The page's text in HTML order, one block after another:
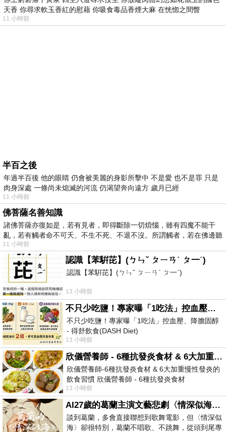
天香 你尋求軟玉香紅的慰藉 你吸食毒品香煙大麻 在恍惚之間瞥
11 小時前
半百之後
年過半百後 他的眼睛 仍會被美麗的身影所擊中 不是愛 也不是罪 只是
肉身深處 一條尚未熄滅的河流 仍渴望奔向遠方 歲月已經
11 小時前
佛菩薩名善知識
諸佛菩薩亦復如是，若有見者，即得斷除一切煩惱，雖有四魔不能干
亂，若有觸者命不可夭、不生不死、不退不沒。所謂觸者，若在佛邊聽
受
11 小時前
認識【苯騈芘】(ㄅㄣˇ ㄆㄧㄢˊ ㄆ一ˊ)
認識【苯騈芘】(ㄅㄣˇ ㄆㄧㄢˊ ㄆ一ˊ)
13 小時前
不只少吃鹽！專家曝「1吃法」控血壓、降膽固醇 - 得舒飲食(DASH Diet)
不只少吃鹽！專家曝「1吃法」控血壓、降膽固醇
- 得舒飲食(DASH Diet)
https://www.facebook.com/dietitiansophia/posts/
13 小時前
欣儀營養師 - 6種抗發炎食材 & 6大加重慢性發炎的飲食習慣
欣儀營養師-6種抗發炎食材 & 6大加重慢性發炎的
飲食習慣 欣儀營養師 - 6種抗發炎食材
https://www.facebook.com/photo/?fbid=147
13 小時前
AI27歲的葛蘭主演文藝悲劇〈情深似海〉 #戀上老電影 #葛蘭 #粟子
談到葛蘭，多會直接聯想到歌舞電影，但〈情深似
海〉卻很特別，葛蘭不唱歌、不跳舞，從頭到尾專